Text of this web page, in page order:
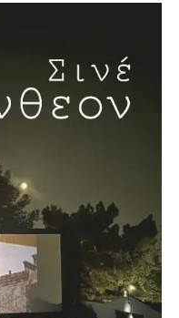
ΣΥΜΒΟΥΛΟΣ
ΣΥΜΒΟΥΛΟΣ
ΣΥΜΒΟΥΛΟΣ